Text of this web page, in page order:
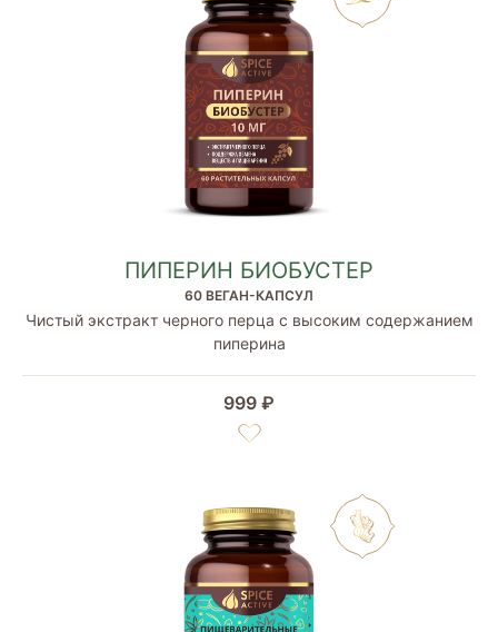
ПИПЕРИН БИОБУСТЕР
60 ВЕГАН-КАПСУЛ
Чистый экстракт черного перца с высоким содержанием
пиперина
999 ₽